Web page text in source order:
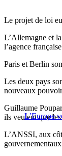
Le projet de loi
L’Allemagne et
l’agence
Paris et Berlin
Les deux pays
nouveaux
L’Europe
Guillaume
ils veulent que
L’ANSSI, aux